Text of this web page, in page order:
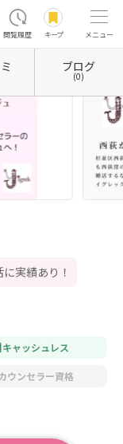
閲覧履歴 キープ メニュー
リアージュ ブログ
(0)
実績あり！
キャッシュレス
カウンセラー資格